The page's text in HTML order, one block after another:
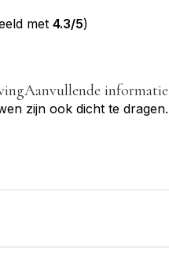
met 4.3/5)
Aanvullende informatie
zijn ook dicht te dragen.